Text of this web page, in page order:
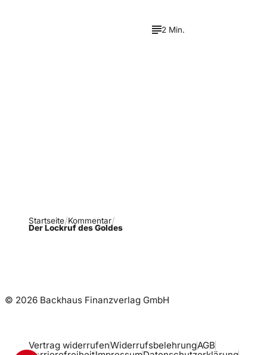
2 Min.
Startseite Kommentar
Der Lockruf des Goldes
© 2026 Backhaus Finanzverlag GmbH
Vertrag widerrufenWiderrufsbelehrungAGB